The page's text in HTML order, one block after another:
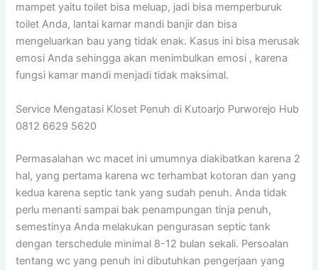
mampet yaitu toilet bisa meluap, jadi bisa memperburuk
toilet Anda, lantai kamar mandi banjir dan bisa
mengeluarkan bau yang tidak enak. Kasus ini bisa merusak
emosi Anda sehingga akan menimbulkan emosi , karena
fungsi kamar mandi menjadi tidak maksimal.
Service Mengatasi Kloset Penuh di Kutoarjo Purworejo Hub
0812 6629 5620
Permasalahan wc macet ini umumnya diakibatkan karena 2
hal, yang pertama karena wc terhambat kotoran dan yang
kedua karena septic tank yang sudah penuh. Anda tidak
perlu menanti sampai bak penampungan tinja penuh,
semestinya Anda melakukan pengurasan septic tank
dengan terschedule minimal 8-12 bulan sekali. Persoalan
tentang wc yang penuh ini dibutuhkan pengerjaan yang